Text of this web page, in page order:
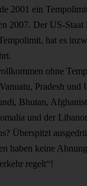
2001 ein
2007. Der US-
hat es
ohne
Pradesh und
Bhutan,
und der
Überspitzt
haben keine
regelt“!